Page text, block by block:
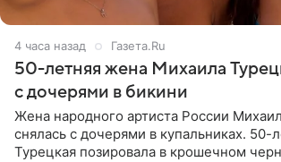
4 часа назад Газета.Ru
50-летняя жена Михаила
с дочерями в бикини
Жена народного артиста России
снялась с дочерями в купальниках. 50-
Турецкая позировала в крошечном